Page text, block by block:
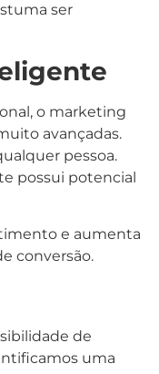
ser
o marketing
avançadas.
pessoa.
possui potencial
e aumenta
conversão.
de
uma